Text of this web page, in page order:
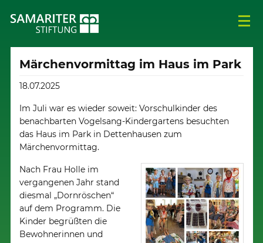
Märchenvormittag im Haus im Park
18.07.2025
Im Juli war es wieder soweit: Vorschulkinder des
benachbarten Vogelsang-Kindergartens besuchten
das Haus im Park in Dettenhausen zum
Märchenvormittag.
Nach Frau Holle im
vergangenen Jahr stand
diesmal „Dornröschen“
auf dem Programm. Die
Kinder begrüßten die
Bewohnerinnen und